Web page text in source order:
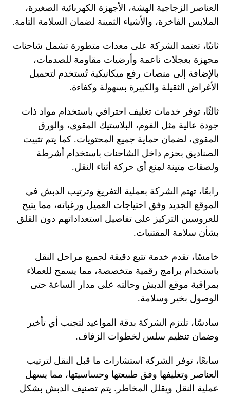
العناصر الزجاجية الهشة، الأجهزة الكهربائية الصغيرة،
الملابس الفاخرة، والأشياء الثمينة لضمان السلامة التامة.
ثانيًا، تعتمد الشركة على معدات متطورة تشمل شاحنات
مجهزة بعجلات ناعمة وأرضيات مقاومة للصدمات،
بالإضافة إلى منصات رفع ميكانيكية تُستخدم لتحميل
الأغراض الثقيلة والكبيرة بسهولة وكفاءة.
ثالثًا، توفر خدمات تغليف احترافي باستخدام مواد ذات
جودة عالية مثل الفوم، البلاستيك المقوى، والورق
المقوى، لضمان حماية جميع المحتويات. كما يتم تثبيت
الصناديق بحزم داخل الشاحنات باستخدام أشرطة
ولصقات متينة لمنع أي حركة أثناء النقل.
رابعًا، تهتم الشركة بعملية التفريغ وترتيب الدبش في
الموقع الجديد وفق احتياجات العميل ورغباته، مما يتيح
للعروسين التركيز على تفاصيل استعداداتهم دون القلق
بشأن سلامة المقتنيات.
خامسًا، تقدم خدمة تتبع دقيقة لجميع مراحل النقل
باستخدام برامج رقمية متخصصة، مما يسمح للعملاء
بمراقبة موقع الدبش وحالته على مدار الساعة حتى
الوصول بخير وسلامة.
سادسًا، تلتزم الشركة بدقة المواعيد لتجنب أي تأخير
وضمان تنظيم سلس لخطوات الزفاف.
سابعًا، توفر الشركة استشارات ما قبل النقل لترتيب
العناصر وتغليفها وفق طبيعتها وحساسيتها، مما يسهل
عملية النقل ويقلل المخاطر. يتم تصنيف الدبش بشكل